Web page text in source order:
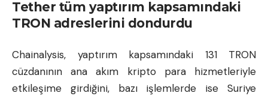
Tether tüm yaptırım kapsamındaki
TRON adreslerini dondurdu
Chainalysis, yaptırım kapsamındaki 131 TRON
cüzdanının ana akım kripto para hizmetleriyle
etkileşime girdiğini, bazı işlemlerde ise Suriye